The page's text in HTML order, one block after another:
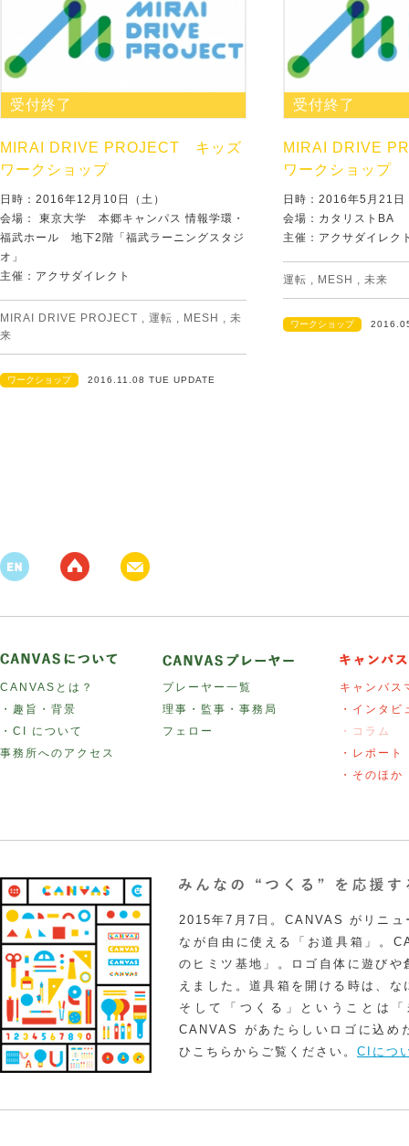
受付終了
MIRAI DRIVE PROJECT キッズ
ワークショップ
日時：2016年12月10日（土）
会場： 東京大学 本郷キャンパス 情報学環・
福武ホール 地下2階「福武ラーニングスタジ
オ」
主催：アクサダイレクト
MIRAI DRIVE PROJECT , 運転 , MESH , 未
来
ワークショップ 2016.11.08 TUE UPDATE
受付終了
MIRAI DRIVE
ワークショップ
日時：2016年5月21日
会場：カタリストBA
主催：アクサダイレク
運転 , MESH , 未来
ワークショップ
CANVASとは？
・趣旨・背景
・CI について
事務所へのアクセス
プレーヤー一覧
理事・監事・事務局
フェロー
キャンバス
・インタビ
・コラム
・レポート
・そのほか
2015年7月7日。CANVAS がリニュ
なが自由に使える「お道具箱」。
のヒミツ基地」。ロゴ自体に遊び
えました。道具箱を開ける時は、
そして「つくる」ということは
CANVAS があたらしいロゴに込め
ひこちらからご覧ください。 CIにつ